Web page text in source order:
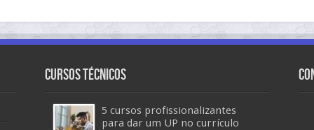
Cursos Técnicos
5 cursos profissionalizantes
para dar um UP no currículo